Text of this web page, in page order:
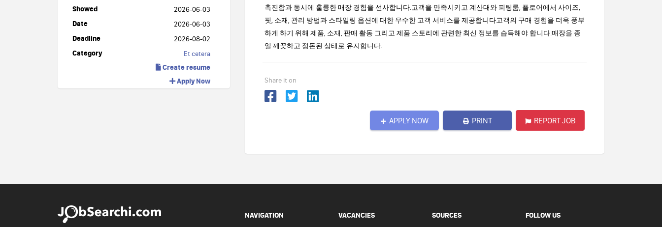
Showed 2026-06-03
Date 2026-06-03
Deadline 2026-08-02
Category Et cetera
Create resume
Apply Now
촉진함과 동시에 훌륭한 매장 경험을 선사합니다.고객을 만족시키고 계산대와 피팅룸, 플로어에서 사이즈,
핏, 소재, 관리 방법과 스타일링 옵션에 대한 우수한 고객 서비스를 제공합니다고객의 구매 경험을 더욱 풍부
하게 하기 위해 제품, 소재, 판매 활동 그리고 제품 스토리에 관련한 최신 정보를 습득해야 합니다.매장을 종
일 깨끗하고 정돈된 상태로 유지합니다.
Share it on
APPLY NOW PRINT REPORT JOB
NAVIGATION VACANCIES SOURCES FOLLOW US